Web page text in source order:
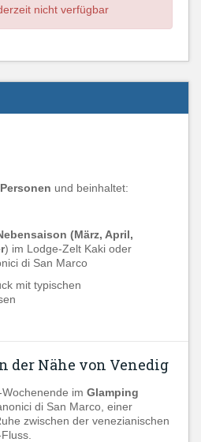
nicht verfügbar
und beinhaltet:
(März, April,
) im Lodge-Zelt Kaki oder
di San Marco
mit typischen
der Nähe von Venedig
im Glamping
di San Marco, einer
zwischen der venezianischen